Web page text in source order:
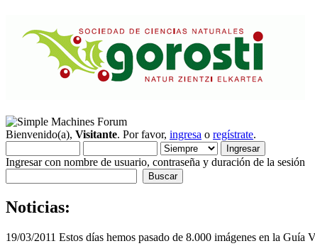
Bienvenido(a), Visitante. Por favor, ingresa o regístrate.
Ingresar con nombre de usuario, contraseña y duración de la sesión
Noticias:
19/03/2011 Estos días hemos pasado de 8.000 imágenes en la Guía